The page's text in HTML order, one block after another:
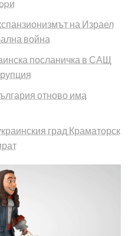
на Израел
война
посланичка в САЩ
отново има
град Краматорск